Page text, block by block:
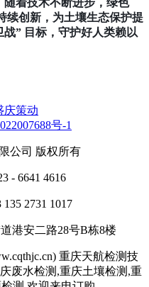
随着技术不断进步，绿色
续创新，为土壤生态保护提
” 目标，守护好人类赖以
庆策动
号-1
公司 版权所有
- 6641 4616
2731 1017
港安二路28号B栋8楼
重庆天航检测技
废水检测,重庆土壤检测,重